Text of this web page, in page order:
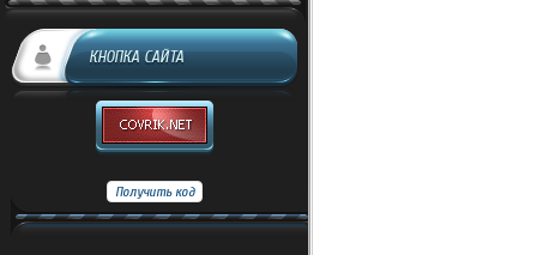
КНОПКА САЙТА